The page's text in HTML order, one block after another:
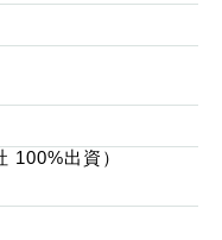
100%出資）